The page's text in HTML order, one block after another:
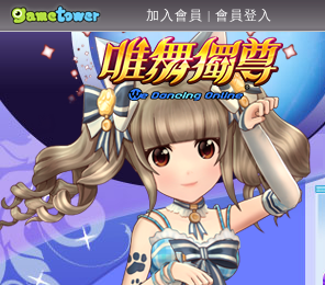
加入會員 | 會員登入